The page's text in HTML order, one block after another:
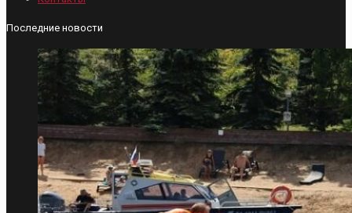
Последние новости